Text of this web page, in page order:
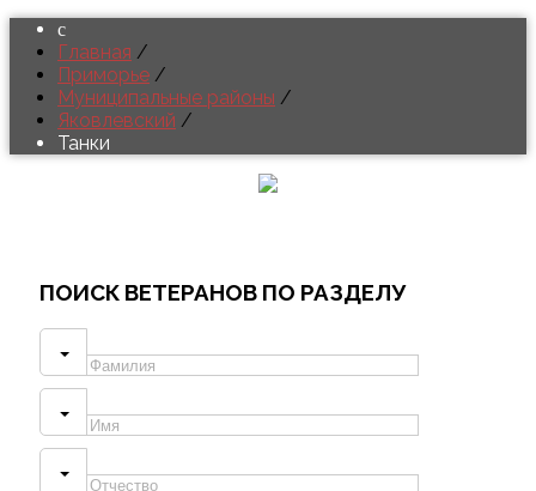
Главная /
Приморье /
Муниципальные районы /
Яковлевский /
Танки
ПОИСК ВЕТЕРАНОВ ПО РАЗДЕЛУ